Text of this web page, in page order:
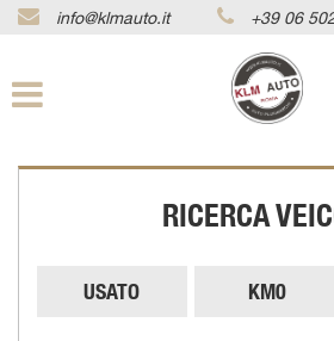
info@klmauto.it +39 06
RICERCA
USATO KM0
preferenze
di
consente